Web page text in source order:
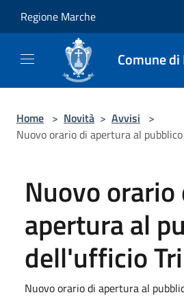
Regione Marche
Comune
Home > Novità > Avvisi >
Nuovo orario di apertura al
Nuovo orario
apertura al
dell'ufficio
Nuovo orario di apertura al